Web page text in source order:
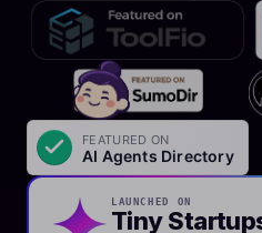
LAUNCHED ON
Tiny